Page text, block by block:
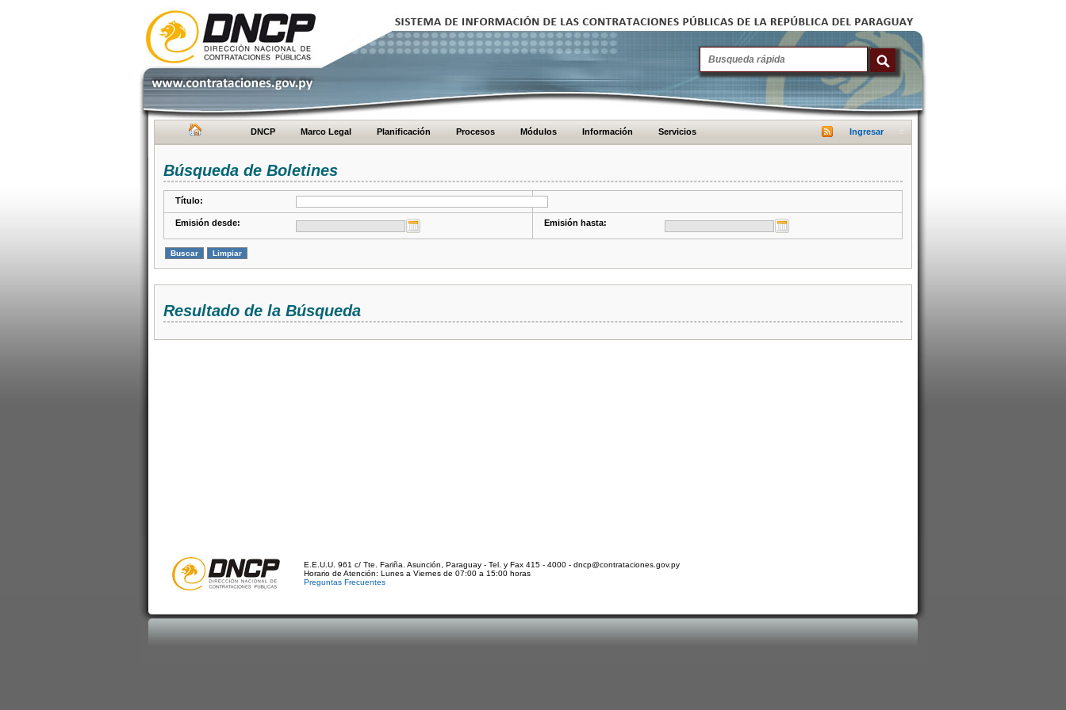
DNCP Marco Legal Planificación Procesos Módulos Información Servicios Ingresar
Búsqueda de Boletines
Título:
Emisión desde: Emisión hasta:
Resultado de la Búsqueda
E.E.U.U. 961 c/ Tte. Fariña. Asunción, Paraguay - Tel. y Fax 415 - 4000 - dncp@contrataciones.gov.py
Horario de Atención: Lunes a Viernes de 07:00 a 15:00 horas
Preguntas Frecuentes